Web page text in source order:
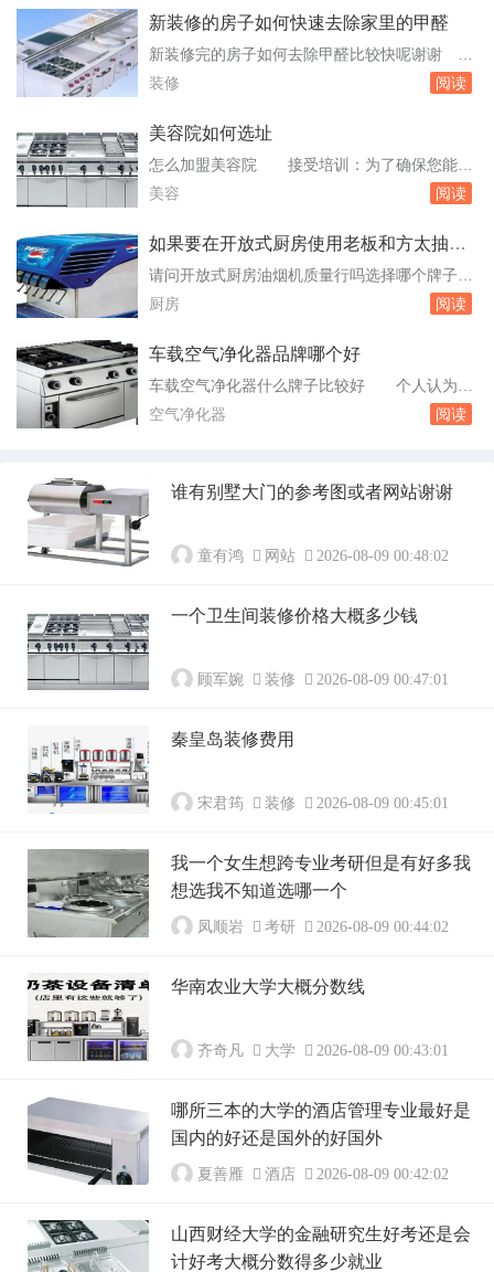
闻气味，一进店铺就闻到一股剌鼻的味道的话估
会高些的。家里装修用什么材料的好有没有环保
一点的给介绍下 我家装修用的是泉佳美的硅
新装修的房子如何快速去除家里的甲醛
新装修完的房子如何去除甲醛比较快呢谢谢
这些绿植既可清除甲醛，还可以增加室内美观
光触媒除甲醛法光触媒是一种可以快速去除甲醛
受的程度，减少它对自身的伤害。以上方法都可
以有效地去除新装修房子中的甲醛，但需要注意
装修 阅读
美容院如何选址
怎么加盟美容院 接受培训：为了确保您能够
顺利地运营美容院，品牌方通常会为您提供一系
户服务、营销策略等方面的知识。选址装修：在
适的地点，并进行装修。在这个过程中，品牌方
可能会为您提供一些指导。开美容院选址有什么
美容 阅读
如果要在开放式厨房使用老板和方太抽油
烟机哪个好
请问开放式厨房油烟机质量行吗选择哪个牌子么
求告知 开放式厨房对油烟机的要求较高，以
知名的高端厨电品牌，以其高品质和创新技术著
有24立方米/分钟的风量和1000帕的最大静压，
油脂分离率达到91%，并且采用了免清洁涡轮...
厨房 阅读
车载空气净化器品牌哪个好
车载空气净化器什么牌子比较好 个人认为德
赛西威的中央扶手空气净化器还行的，开机就会
据颜色选择不同的档位。车载空气净化器有没有
效果哪个牌子好 车载净化器现在挺多的，但
综合考...
空气净化器 阅读
谁有别墅大门的参考图或者网站谢谢
童有鸿 网站 2026-08-09 00:48:02
一个卫生间装修价格大概多少钱
顾军婉 装修 2026-08-09 00:47:01
秦皇岛装修费用
宋君筠 装修 2026-08-09 00:45:01
我一个女生想跨专业考研但是有好多我
想选我不知道选哪一个
凤顺岩 考研 2026-08-09 00:44:02
华南农业大学大概分数线
齐奇凡 大学 2026-08-09 00:43:01
哪所三本的大学的酒店管理专业最好是
国内的好还是国外的好国外
夏善雁 酒店 2026-08-09 00:42:02
山西财经大学的金融研究生好考还是会
计好考大概分数得多少就业